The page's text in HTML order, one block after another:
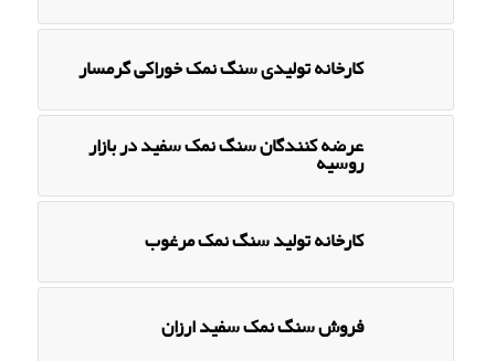
کارخانه تولیدی سنگ نمک خوراکی گرمسار
عرضه کنندگان سنگ نمک سفید در بازار
روسیه
کارخانه تولید سنگ نمک مرغوب
فروش سنگ نمک سفید ارزان